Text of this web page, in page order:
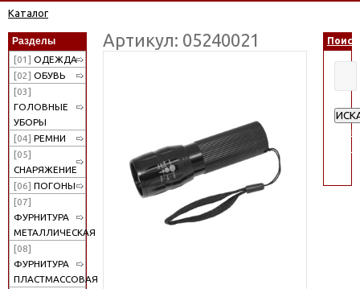
Каталог
Разделы
[01] ОДЕЖДА
[02] ОБУВЬ
[03]
ГОЛОВНЫЕ
УБОРЫ
[04] РЕМНИ
[05]
СНАРЯЖЕНИЕ
[06] ПОГОНЫ
[07]
ФУРНИТУРА
МЕТАЛЛИЧЕСКАЯ
[08]
ФУРНИТУРА
ПЛАСТМАССОВАЯ
Артикул: 05240021 Поиск